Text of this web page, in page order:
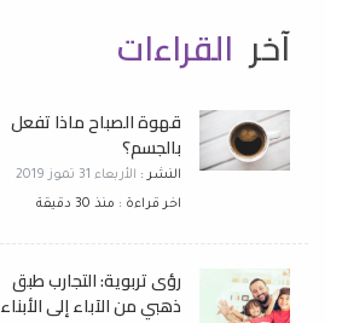
آخر القراءات
قهوة الصباح ماذا تفعل
بالجسم؟
النشر : الأربعاء 31 تموز 2019
اخر قراءة : منذ 30 دقيقة
رؤى تربوية: التجارب طبق
ذهبي من الآباء إلى الأبناء